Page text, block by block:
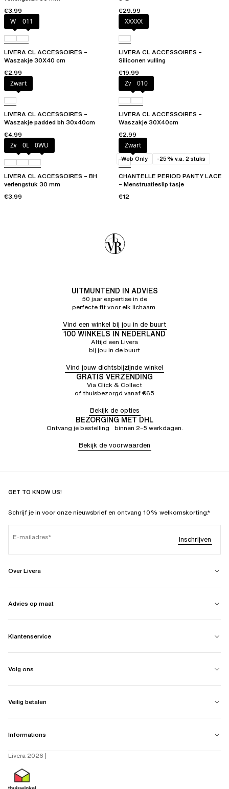
€3.99
€29.99
Wit
011
LIVERA CL ACCESSOIRES –
Waszakje 30X40 cm
€2.99
XXXXX
LIVERA CL ACCESSOIRES –
Siliconen vulling
€19.99
Zwart
LIVERA CL ACCESSOIRES –
Waszakje padded bh 30x40cm
€4.99
Zwart010
LIVERA CL ACCESSOIRES –
Waszakje 30X40cm
€2.99
Zwart0LW 0WU
LIVERA CL ACCESSOIRES – BH
verlengstuk 30 mm
€3.99
Zwart
CHANTELLE PERIOD PANTY LACE
– Menstruatieslip tasje
€12
Web Only -25% v.a. 2 stuks
UITMUNTEND IN ADVIES
50 jaar expertise in de
perfecte fit voor elk lichaam.
Vind een winkel bij jou in de buurt
100 WINKELS IN NEDERLAND
Altijd een Livera
bij jou in de buurt
Vind jouw dichtsbijzijnde winkel
GRATIS VERZENDING
Via Click & Collect
of thuisbezorgd vanaf €65
Bekijk de opties
BEZORGING MET DHL
Ontvang je bestelling binnen 2–5 werkdagen.
Bekijk de voorwaarden
GET TO KNOW US!
Schrijf je in voor onze nieuwsbrief en ontvang 10% welkomskorting.*
E-mailadres Inschrijven
Over Livera
Advies op maat
Klantenservice
Volg ons
Veilig betalen
Informations
Livera 2026 |